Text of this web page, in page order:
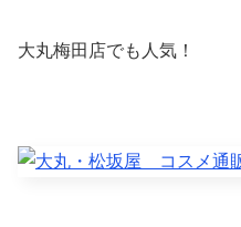
大丸梅田店でも人気！